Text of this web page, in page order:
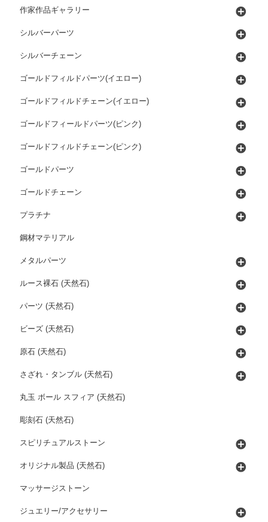
作家作品ギャラリー
シルバーパーツ
シルバーチェーン
ゴールドフィルドパーツ(イエロー)
ゴールドフィルドチェーン(イエロー)
ゴールドフィールドパーツ(ピンク)
ゴールドフィルドチェーン(ピンク)
ゴールドパーツ
ゴールドチェーン
プラチナ
鋼材マテリアル
メタルパーツ
ルース裸石 (天然石)
パーツ (天然石)
ビーズ (天然石)
原石 (天然石)
さざれ・タンブル (天然石)
丸玉 ボール スフィア (天然石)
彫刻石 (天然石)
スピリチュアルストーン
オリジナル製品 (天然石)
マッサージストーン
ジュエリー/アクセサリー